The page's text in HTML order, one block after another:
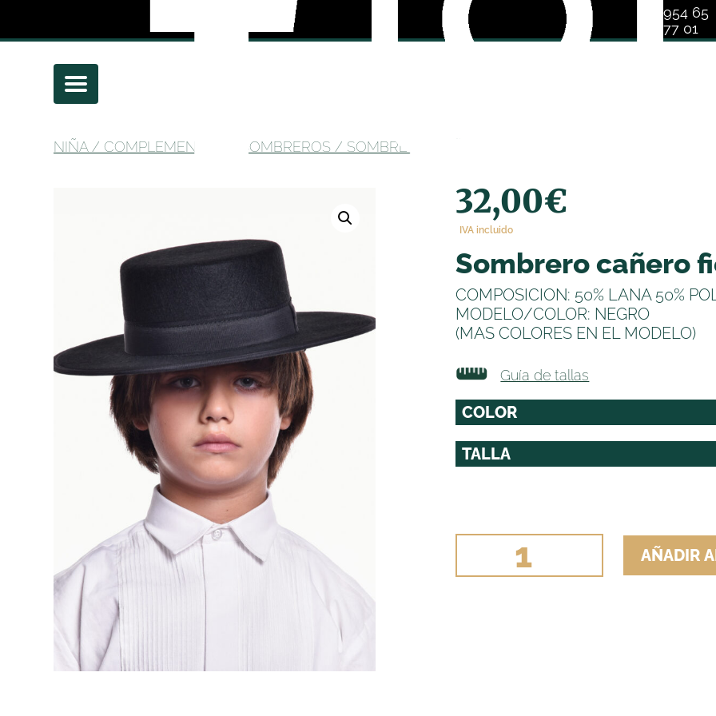
954 65
77 01
NIÑA /COMPLEMENTOS SOMBREROS / SOMBRERO CAÑERO FIELTRO
32,00€
IVA incluido
sombrero cañero
COMPOSICION: 50% LANA 50%
MODELO/COLOR: NEGRO
(MAS COLORES EN EL MODELO)
Guía de tallas
SOMBRERO
CAÑERO
AÑADIR